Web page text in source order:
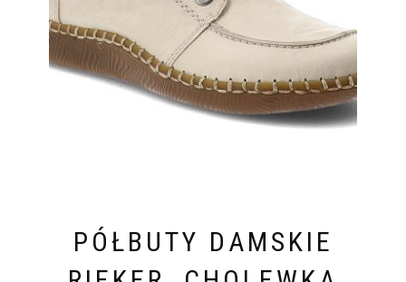
PÓŁBUTY DAMSKIE